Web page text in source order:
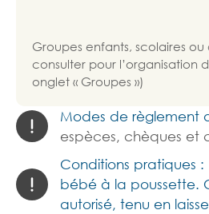
Groupes enfants, scolaires ou
consulter pour l’organisation
onglet « Groupes »)
Modes de règlement
espèces, chèques et
Conditions pratiques :
bébé à la poussette.
autorisé, tenu en